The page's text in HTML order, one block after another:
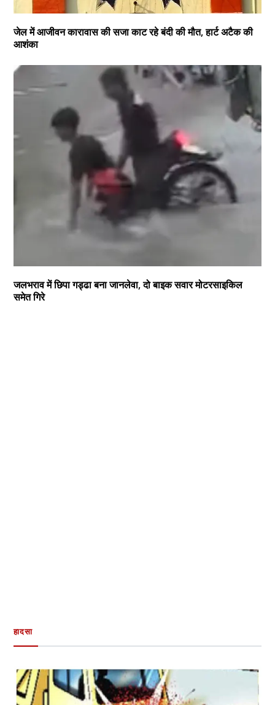
जेल में आजीवन कारावास की सजा काट रहे बंदी की मौत, हार्ट अटैक की
आशंका
जलभराव में छिपा गड्ढा बना जानलेवा, दो बाइक सवार मोटरसाइकिल
समेत गिरे
हादसा